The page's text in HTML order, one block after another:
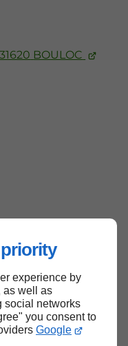
experience by
as well as
social networks
you consent to
Google
31620 BOULOC